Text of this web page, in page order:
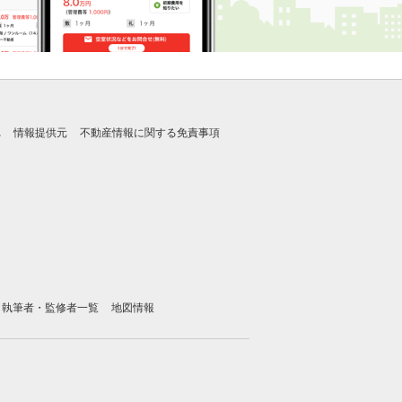
情報提供元 不動産情報に関する免責事項
執筆者・監修者一覧 地図情報